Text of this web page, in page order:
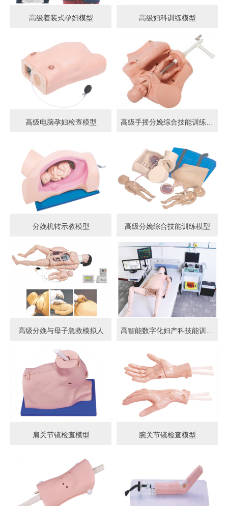
高级着装式孕妇模型 高级妇科训练模型
高级电脑孕妇检查模型 高级手摇分娩综合技能训练模型
分娩机转示教模型 高级分娩综合技能训练模型
高级分娩与母子急救模拟人
肩关节镜检查模型 腕关节镜检查模型